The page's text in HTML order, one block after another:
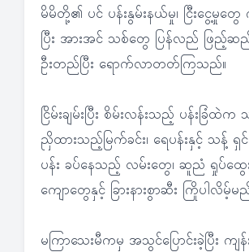
မိမိတို့၏ ပင် ပန်းနွမ်းနယ်မှု၊ ငြီးငွေ့မှုတွ
ပြီး အားအင် သစ်တွေ ပြန်လည် ဖြည့်ဆ
ဦးတည်ပြီး ရောက်လာတတ်ကြသည်။
ငြိမ်းချမ်းပြီး စိမ်းလန်းသည့် ပန်းခြံထဲ
ညှိထားသည့်မြက်ခင်း၊ ရေပန်းနှင့် သန့် ရှ
ပန်း ခပ်နေသည့် လမ်းတွေ၊ ဆူညံ ရှုပ်ထွ
ကျောတွေနှင့် ခြားနားစွာဆီး ကြိုပါလိမ့်မ
မကြာသေးမီကမှ အသွင်ပြောင်းခဲ့ပြီး ကျန်